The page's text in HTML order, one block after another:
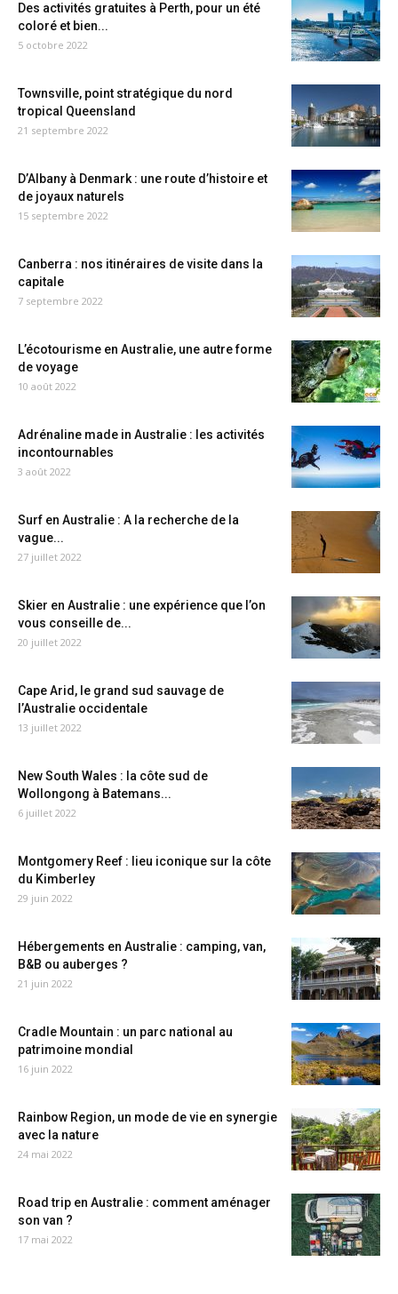
Des activités gratuites à Perth, pour un été
coloré et bien...
5 octobre 2022
Townsville, point stratégique du nord
tropical Queensland
21 septembre 2022
D’Albany à Denmark : une route d’histoire et
de joyaux naturels
15 septembre 2022
Canberra : nos itinéraires de visite dans la
capitale
7 septembre 2022
L’écotourisme en Australie, une autre forme
de voyage
10 août 2022
Adrénaline made in Australie : les activités
incontournables
3 août 2022
Surf en Australie : A la recherche de la
vague...
27 juillet 2022
Skier en Australie : une expérience que l’on
vous conseille de...
20 juillet 2022
Cape Arid, le grand sud sauvage de
l’Australie occidentale
13 juillet 2022
New South Wales : la côte sud de
Wollongong à Batemans...
6 juillet 2022
Montgomery Reef : lieu iconique sur la côte
du Kimberley
29 juin 2022
Hébergements en Australie : camping, van,
B&B ou auberges ?
21 juin 2022
Cradle Mountain : un parc national au
patrimoine mondial
16 juin 2022
Rainbow Region, un mode de vie en synergie
avec la nature
24 mai 2022
Road trip en Australie : comment aménager
son van ?
17 mai 2022